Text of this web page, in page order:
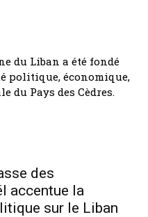
du Liban a été fondé
politique, économique,
du Pays des Cèdres.
des
accentue la
sur le Liban